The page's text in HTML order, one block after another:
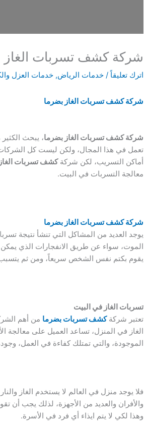
شركة كشف تسربات الغاز
اترك تعليقاً /خدمات الرياض,خدمات العزل
شركة كشف تسربات الغاز بضرما
شركة كشف تسربات الغاز بضرما، يبحث
تعمل في هذا المجال، ولكن ليست كل
أماكن التسريب، لكن شركةكشف تسربات
معالجة التسربات في البيت.
شركة كشف تسربات الغاز بضرما
يوجد العديد من المشاكل التي تنشأ نتيجة
الموت، سواء عن طريق الانفجارات الذي يمكن
يقوم بكتم نفس الشخص سريعاً، ومن ثم
تسربات الغاز في البيت
تعتبر شركةكشف تسربات بضرما من أهم
الغاز في المنزل، تساعد العميل على معالجة
الموجودة، والتي تمتلك كفاءة في العمل،
فلا يوجد منزل في العالم لا يستخدم الغاز
والأفران والعديد من الأجهزة، لذلك يجب أن
وهذا لكي لا يتم ايذاء أي فرد في الأسرة.